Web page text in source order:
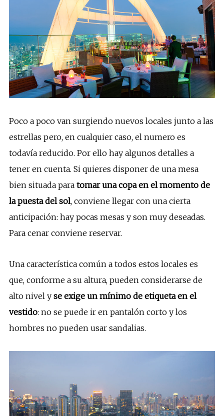
Poco a poco van surgiendo nuevos locales junto a las
estrellas pero, en cualquier caso, el numero es
todavía reducido. Por ello hay algunos detalles a
tener en cuenta. Si quieres disponer de una mesa
bien situada para tomar una copa en el momento de
la puesta del sol, conviene llegar con una cierta
anticipación: hay pocas mesas y son muy deseadas.
Para cenar conviene reservar.
Una característica común a todos estos locales es
que, conforme a su altura, pueden considerarse de
alto nivel y se exige un mínimo de etiqueta en el
vestido: no se puede ir en pantalón corto y los
hombres no pueden usar sandalias.